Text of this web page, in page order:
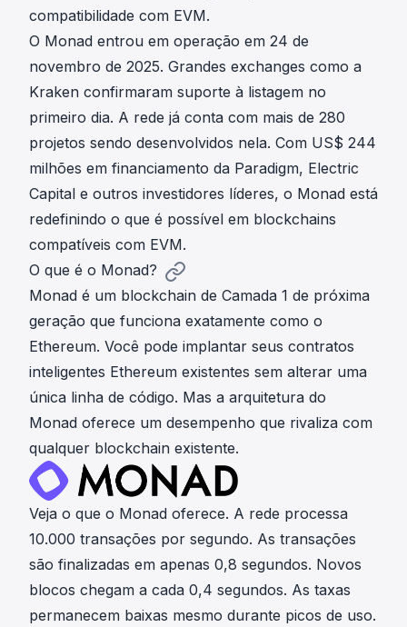
compatibilidade com EVM.
O Monad entrou em operação em 24 de
novembro de 2025. Grandes exchanges como a
Kraken confirmaram suporte à listagem no
primeiro dia. A rede já conta com mais de 280
projetos sendo desenvolvidos nela. Com US$ 244
milhões em financiamento da Paradigm, Electric
Capital e outros investidores líderes, o Monad está
redefinindo o que é possível em blockchains
compatíveis com EVM.
O que é o Monad?
Monad é um blockchain de Camada 1 de próxima
geração que funciona exatamente como o
Ethereum. Você pode implantar seus contratos
inteligentes Ethereum existentes sem alterar uma
única linha de código. Mas a arquitetura do
Monad oferece um desempenho que rivaliza com
qualquer blockchain existente.
Veja o que o Monad oferece. A rede processa
10.000 transações por segundo. As transações
são finalizadas em apenas 0,8 segundos. Novos
blocos chegam a cada 0,4 segundos. As taxas
permanecem baixas mesmo durante picos de uso.